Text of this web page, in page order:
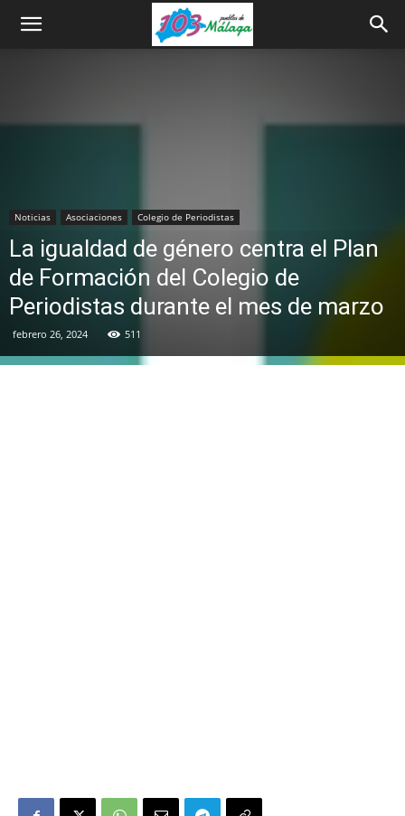
Noticias Asociaciones Colegio de Periodistas
La igualdad de género centra el Plan
de Formación del Colegio de
Periodistas durante el mes de marzo
febrero 26, 2024 511